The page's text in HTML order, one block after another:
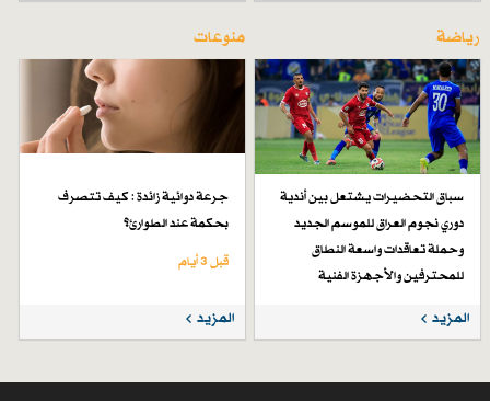
رياضة
سباق التحضيرات يشتعل بين أندية
دوري نجوم العراق للموسم الجديد
وحملة تعاقدات واسعة النطاق
للمحترفين والأجهزة الفنية
قبل 7 أيام
المزيد
منوعات
جرعة دوائية زائدة : كيف تتصرف
بحكمة عند الطوارئ؟
قبل 3 أيام
المزيد